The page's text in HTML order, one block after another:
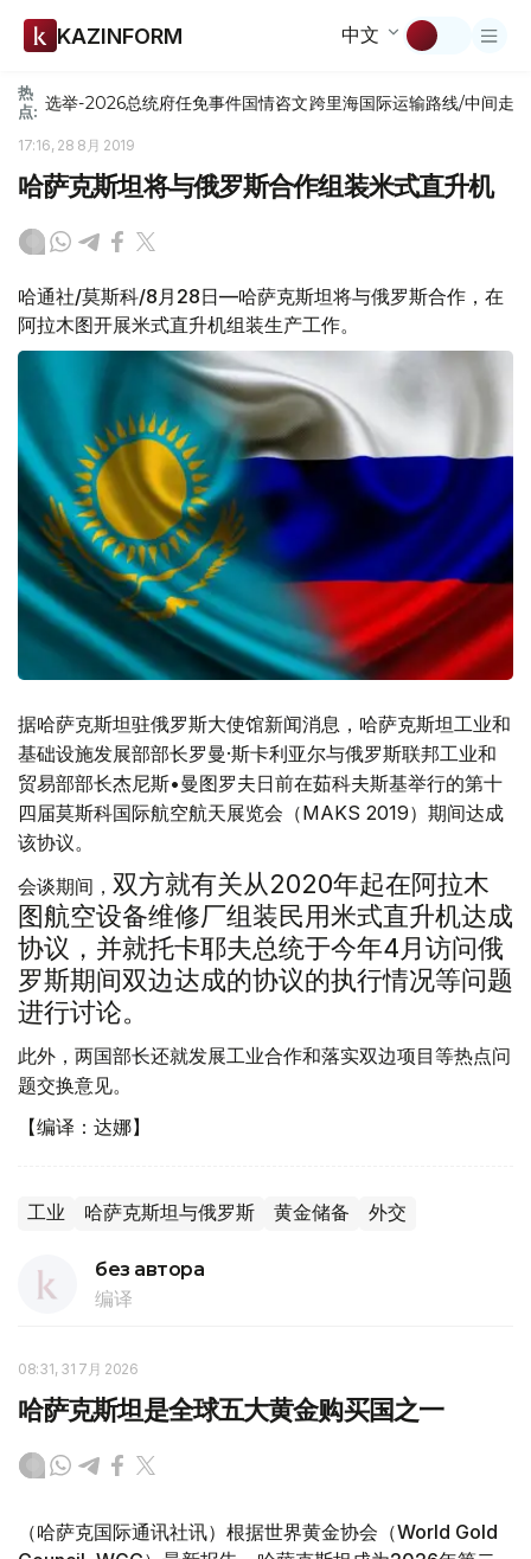
KAZINFORM 中文
热
点: 选举-2026总统府任免事件国情咨文跨里海国际运输路线/中间走廊
17:16, 28 8月 2019
哈萨克斯坦将与俄罗斯合作组装米式直升机
哈通社/莫斯科/8月28日—哈萨克斯坦将与俄罗斯合作，在
阿拉木图开展米式直升机组装生产工作。
据哈萨克斯坦驻俄罗斯大使馆新闻消息，哈萨克斯坦工业和
基础设施发展部部长罗曼·斯卡利亚尔与俄罗斯联邦工业和
贸易部部长杰尼斯•曼图罗夫日前在茹科夫斯基举行的第十
四届莫斯科国际航空航天展览会（MAKS 2019）期间达成
该协议。
会谈期间， 双方就有关从2020年起在阿拉木
图航空设备维修厂组装民用米式直升机达成
协议，并就托卡耶夫总统于今年4月访问俄
罗斯期间双边达成的协议的执行情况等问题
进行讨论。
此外，两国部长还就发展工业合作和落实双边项目等热点问
题交换意见。
【编译：达娜】
工业 哈萨克斯坦与俄罗斯 黄金储备 外交
без автора
编译
08:31, 31 7月 2026
哈萨克斯坦是全球五大黄金购买国之一
（哈萨克国际通讯社讯）根据世界黄金协会（World Gold